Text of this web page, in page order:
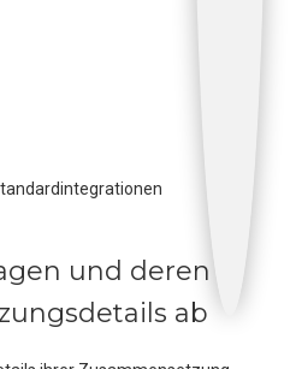
und deren
ab